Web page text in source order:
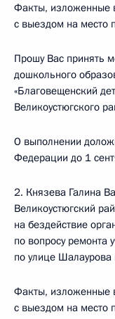
Факты, изложенные
с выездом на место
Прошу Вас принять
дошкольного
«Благовещенский
Великоустюгского
О выполнении
Федерации до 1
2. Князева Галина
Великоустюгский
на бездействие
по вопросу ремонта
по улице Шалаурова
Факты, изложенные
с выездом на место